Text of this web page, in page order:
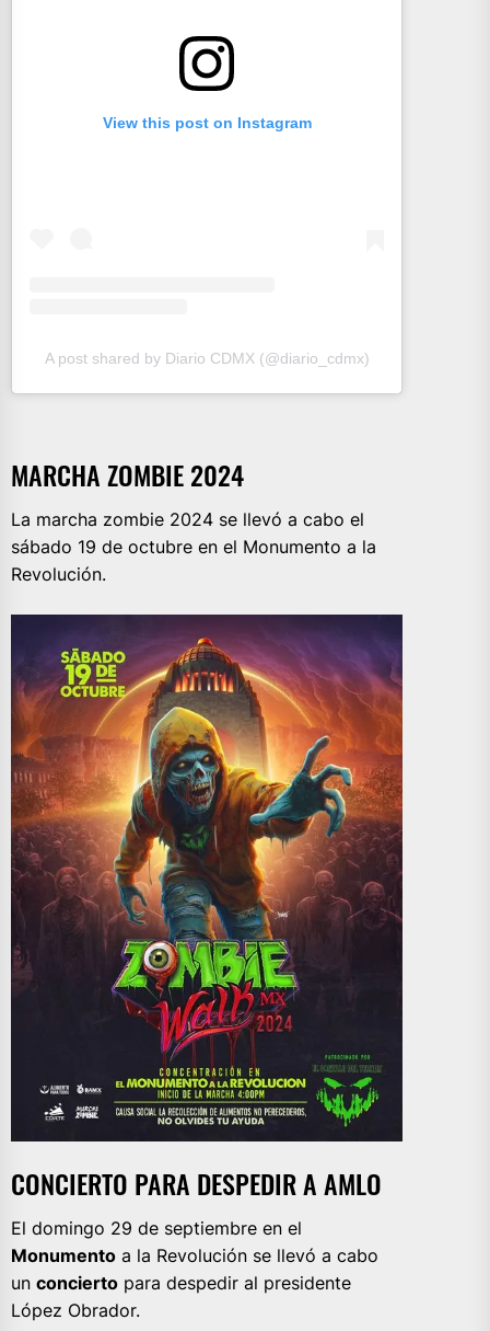
View this post on Instagram
A post shared by Diario CDMX (@diario_cdmx)
MARCHA ZOMBIE 2024
La marcha zombie 2024 se llevó a cabo el
sábado 19 de octubre en el Monumento a la
Revolución.
CONCIERTO PARA DESPEDIR A AMLO
El domingo 29 de septiembre en el
Monumento a la Revolución se llevó a cabo
un concierto para despedir al presidente
López Obrador.